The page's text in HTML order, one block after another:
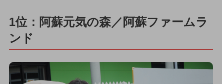
1位：阿蘇元気の森／阿蘇ファームラ
ンド